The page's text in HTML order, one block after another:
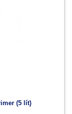
(5 lít)